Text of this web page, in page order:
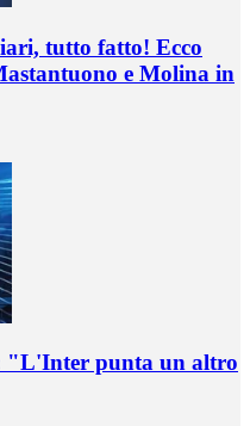
tutto fatto! Ecco
e Molina in
"L'Inter punta un altro